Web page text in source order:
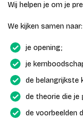
Wij helpen je om je
We kijken samen naar:
je opening;
je
de belangrijkste
de theorie die je
de voorbeelden